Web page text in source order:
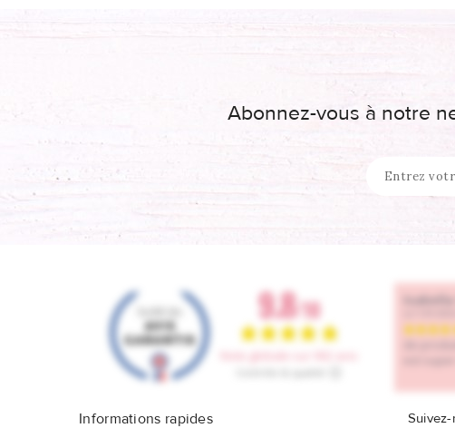
Abonnez-vous à notre
Informations rapides